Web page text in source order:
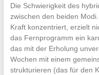
Die Schwierigkeit des
zwischen den beiden
Kraft konzentriert, erzielt
das Fernprogramm ein
das mit der Erholung
Wochen mit einem
strukturieren (das für den